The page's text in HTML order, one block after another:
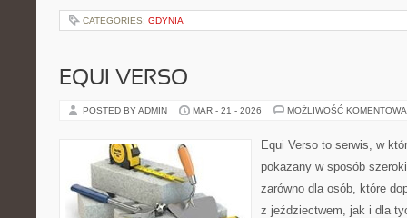
CATEGORIES: GDYNIA
EQUI VERSO
POSTED BY ADMIN MAR - 21 - 2026 MOŻLIWOŚĆ
Equi Verso to serwis, w
pokazany w sposób
zarówno dla osób, które
z jeździectwem, jak i dla